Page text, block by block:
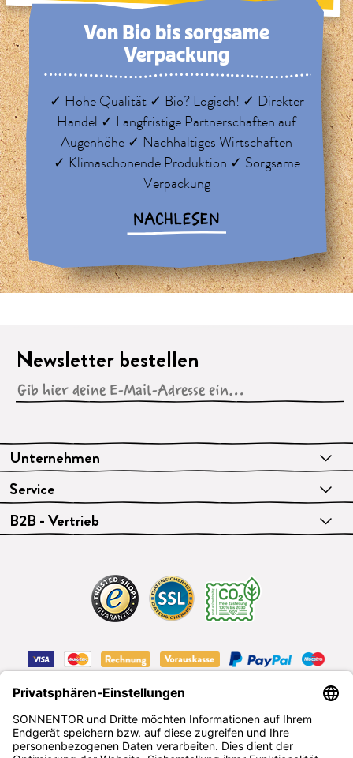
Von Bio bis sorg­same
Verpackung
✓ Hohe Qualität ✓ Bio? Logisch! ✓ Direkter
Handel ✓ Langfristige Partnerschaften auf
Augenhöhe ✓ Nachhaltiges Wirtschaften
✓ Klimaschonende Produktion ✓ Sorgsame
Verpackung
NACHLESEN
Unternehmen
Service
B2B - Vertrieb
Newsletter bestellen
Deutsch